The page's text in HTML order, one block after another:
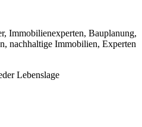
Immobilienexperten, Bauplanung,
nachhaltige Immobilien, Experten
Lebenslage